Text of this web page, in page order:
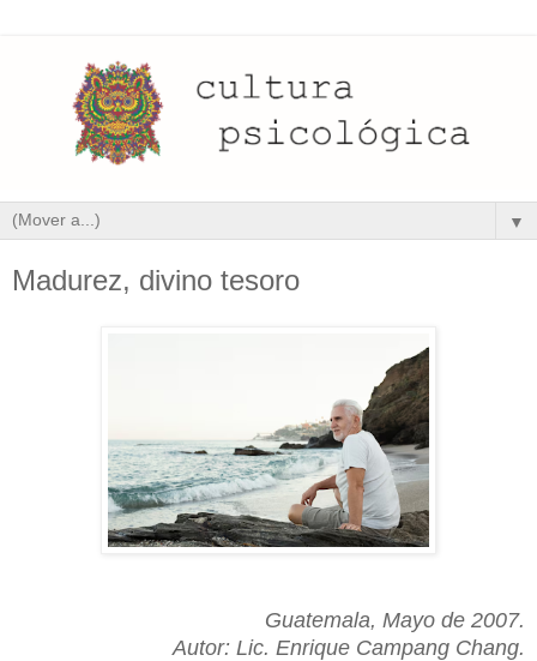
▼
Madurez, divino tesoro
Guatemala, Mayo de 2007.
Autor: Lic. Enrique Campang Chang.